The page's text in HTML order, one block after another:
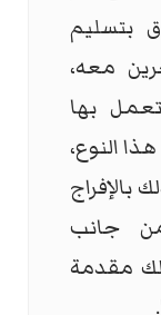
بتسليم
معه،
بها
النوع،
بالإفراج
جانب
مقدمة